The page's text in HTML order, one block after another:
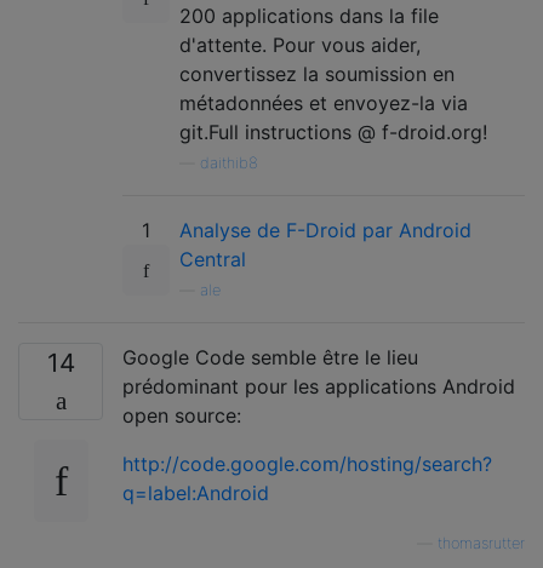
200 applications dans la file
d'attente. Pour vous aider,
convertissez la soumission en
métadonnées et envoyez-la via
git.Full instructions @ f-droid.org!
daithib8
1
Analyse de F-Droid par Android
Central
ale
14
Google Code semble être le lieu
prédominant pour les applications Android
open source:
http://code.google.com/hosting/search?
q=label:Android
thomasrutter